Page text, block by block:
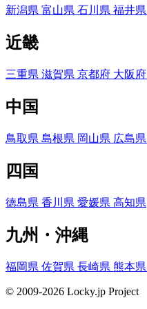
新潟県 富山県 石川県 福井県
近畿
三重県 滋賀県 京都府 大阪府
中国
鳥取県 島根県 岡山県 広島県
四国
徳島県 香川県 愛媛県 高知県
九州・沖縄
福岡県 佐賀県 長崎県 熊本県
© 2009-2026 Locky.jp Project